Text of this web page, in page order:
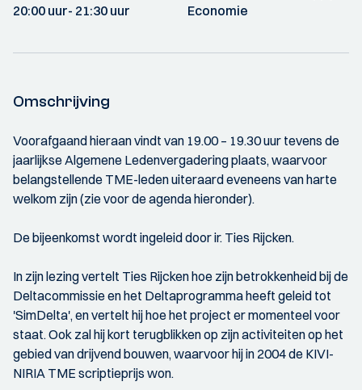
20:00 uur- 21:30 uur
Economie
Omschrijving
Voorafgaand hieraan vindt van 19.00 – 19.30 uur tevens de
jaarlijkse Algemene Ledenvergadering plaats, waarvoor
belangstellende TME-leden uiteraard eveneens van harte
welkom zijn (zie voor de agenda hieronder).
De bijeenkomst wordt ingeleid door ir. Ties Rijcken.
In zijn lezing vertelt Ties Rijcken hoe zijn betrokkenheid bij de
Deltacommissie en het Deltaprogramma heeft geleid tot
'SimDelta', en vertelt hij hoe het project er momenteel voor
staat. Ook zal hij kort terugblikken op zijn activiteiten op het
gebied van drijvend bouwen, waarvoor hij in 2004 de KIVI-
NIRIA TME scriptieprijs won.